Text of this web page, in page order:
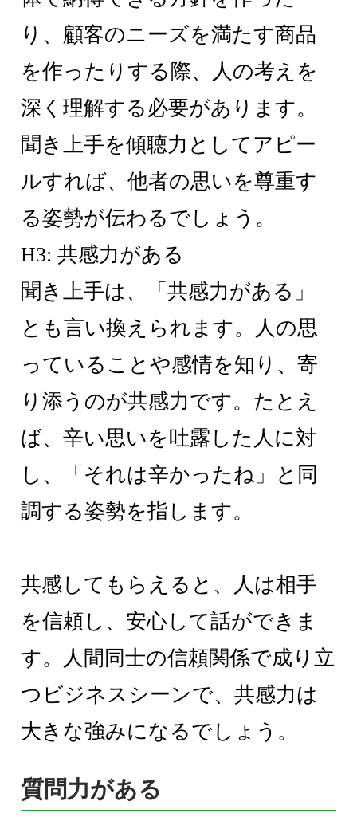
り、顧客のニーズを満たす商品
を作ったりする際、人の考えを
深く理解する必要があります。
聞き上手を傾聴力としてアピー
ルすれば、他者の思いを尊重す
る姿勢が伝わるでしょう。
H3: 共感力がある
聞き上手は、「共感力がある」
とも言い換えられます。人の思
っていることや感情を知り、寄
り添うのが共感力です。たとえ
ば、辛い思いを吐露した人に対
し、「それは辛かったね」と同
調する姿勢を指します。
共感してもらえると、人は相手
を信頼し、安心して話ができま
す。人間同士の信頼関係で成り立
つビジネスシーンで、共感力は
大きな強みになるでしょう。
質問力がある